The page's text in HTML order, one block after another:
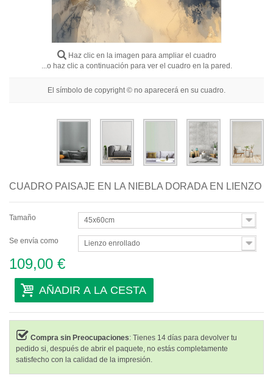
Haz clic en la imagen para ampliar el cuadro
...o haz clic a continuación para ver el cuadro en la pared.
El símbolo de copyright © no aparecerá en su cuadro.
CUADRO PAISAJE EN LA NIEBLA DORADA EN LIENZO
Tamaño 45x60cm
Se envía como Lienzo enrollado
109,00 €
AÑADIR A LA CESTA
Compra sin Preocupaciones: Tienes 14 días para devolver tu
pedido si, después de abrir el paquete, no estás completamente
satisfecho con la calidad de la impresión.